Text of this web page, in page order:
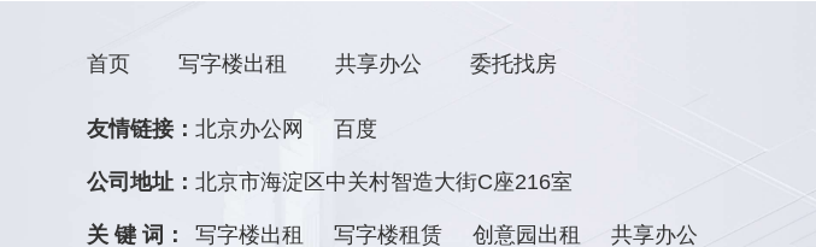
首页 写字楼出租 共享办公 委托找房
友情链接： 北京办公网 百度
公司地址： 北京市海淀区中关村智造大街C座216室
关 键 词： 写字楼出租 写字楼租赁 创意园出租 共享办公